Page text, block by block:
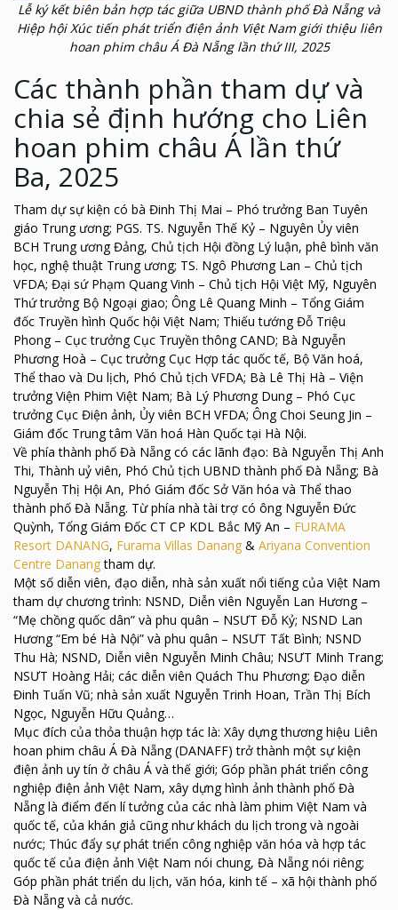
Lễ ký kết biên bản hợp tác giữa UBND thành phố Đà Nẵng và
Hiệp hội Xúc tiến phát triển điện ảnh Việt Nam giới thiệu liên
hoan phim châu Á Đà Nẵng lần thứ III, 2025
Các thành phần tham dự và
chia sẻ định hướng cho Liên
hoan phim châu Á lần thứ
Ba, 2025
Tham dự sự kiện có bà Đinh Thị Mai – Phó trưởng Ban Tuyên
giáo Trung ương; PGS. TS. Nguyễn Thế Kỷ – Nguyên Ủy viên
BCH Trung ương Đảng, Chủ tịch Hội đồng Lý luận, phê bình văn
học, nghệ thuật Trung ương; TS. Ngô Phương Lan – Chủ tịch
VFDA; Đại sứ Phạm Quang Vinh – Chủ tịch Hội Việt Mỹ, Nguyên
Thứ trưởng Bộ Ngoại giao; Ông Lê Quang Minh – Tổng Giám
đốc Truyền hình Quốc hội Việt Nam; Thiếu tướng Đỗ Triệu
Phong – Cục trưởng Cục Truyền thông CAND; Bà Nguyễn
Phương Hoà – Cục trưởng Cục Hợp tác quốc tế, Bộ Văn hoá,
Thể thao và Du lịch, Phó Chủ tịch VFDA; Bà Lê Thị Hà – Viện
trưởng Viện Phim Việt Nam; Bà Lý Phương Dung – Phó Cục
trưởng Cục Điện ảnh, Ủy viên BCH VFDA; Ông Choi Seung Jin –
Giám đốc Trung tâm Văn hoá Hàn Quốc tại Hà Nội.
Về phía thành phố Đà Nẵng có các lãnh đạo: Bà Nguyễn Thị Anh
Thi, Thành uỷ viên, Phó Chủ tịch UBND thành phố Đà Nẵng; Bà
Nguyễn Thị Hội An, Phó Giám đốc Sở Văn hóa và Thể thao
thành phố Đà Nẵng. Từ phía nhà tài trợ có ông Nguyễn Đức
Quỳnh, Tổng Giám Đốc CT CP KDL Bắc Mỹ An – FURAMA
Resort DANANG, Furama Villas Danang & Ariyana Convention
Centre Danangtham dự.
Một số diễn viên, đạo diễn, nhà sản xuất nổi tiếng của Việt Nam
tham dự chương trình: NSND, Diễn viên Nguyễn Lan Hương –
“Mẹ chồng quốc dân” và phu quân – NSƯT Đỗ Kỷ; NSND Lan
Hương “Em bé Hà Nội” và phu quân – NSƯT Tất Bình; NSND
Thu Hà; NSND, Diễn viên Nguyễn Minh Châu; NSƯT Minh Trang;
NSƯT Hoàng Hải; các diễn viên Quách Thu Phương; Đạo diễn
Đinh Tuấn Vũ; nhà sản xuất Nguyễn Trinh Hoan, Trần Thị Bích
Ngọc, Nguyễn Hữu Quảng…
Mục đích của thỏa thuận hợp tác là: Xây dựng thương hiệu Liên
hoan phim châu Á Đà Nẵng (DANAFF) trở thành một sự kiện
điện ảnh uy tín ở châu Á và thế giới; Góp phần phát triển công
nghiệp điện ảnh Việt Nam, xây dựng hình ảnh thành phố Đà
Nẵng là điểm đến lí tưởng của các nhà làm phim Việt Nam và
quốc tế, của khán giả cũng như khách du lịch trong và ngoài
nước; Thúc đẩy sự phát triển công nghiệp văn hóa và hợp tác
quốc tế của điện ảnh Việt Nam nói chung, Đà Nẵng nói riêng;
Góp phần phát triển du lịch, văn hóa, kinh tế – xã hội thành phố
Đà Nẵng và cả nước.